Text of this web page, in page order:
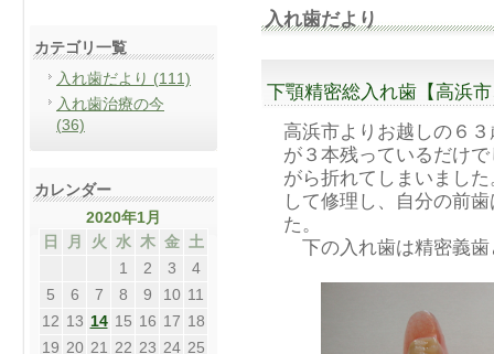
入れ歯だより
下顎精密総入れ歯【高浜
高浜市よりお越しの６
が３本残っているだけ
がら折れてしまいまし
して修理し、自分の前
た。
下の入れ歯は精密義歯
カテゴリ一覧
入れ歯だより (111)
入れ歯治療の今
(36)
カレンダー
2020年1月
日
月 火 水 木 金 土
1
2 3
4
5
6 7 8 9 10 11
12 13 14 15 16 17 18
19 20 21 22 23 24 25